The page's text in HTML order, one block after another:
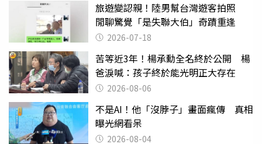
旅遊變認親！陸男幫台灣遊客拍照
閒聊驚覺「是失聯大伯」奇蹟重逢
2026-07-18
苦等近3年！楊承勳全名終於公開 楊
爸淚喊：孩子終於能光明正大存在
2026-08-06
不是AI！他「沒脖子」畫面瘋傳 真相
曝光網看呆
2026-08-04